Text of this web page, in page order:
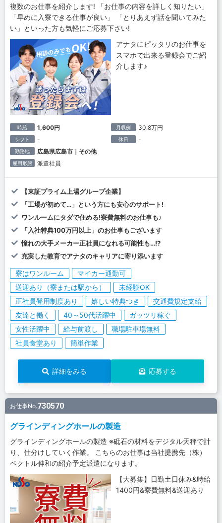
複数のお仕事を紹介します! 「お仕事の内容を詳しく知りたい」
「早めに入寮できる仕事が良い」 「とりあえず話を聞いてみた
い」といった方も気軽にご応募下さい!
アナタにピッタリのお仕事を
スマホで出来る登録会でご紹
介します♪
時給 1,600円 月収例 30.8万円
シフト - 休日 -
勤務地 広島県広島市｜その他
雇用形態 派遣社員
【東証プライム上場グループ企業】
「工場が初めて…」という方にも安心のサポート!
ワンルームにタダで住める!寮費無料のお仕事も♪
「入社特典100万円以上」のお仕事もございます
憧れの大手メーカー正社員になれる可能性も…!?
充実した教育でアナタのキャリアに寄り添います
寮はワンルーム
マイカー通勤可
送迎あり（寮または駅から）
未経験OK
正社員登用制度あり
嬉しい特典つき
交通費規定支給
友達と働く
40～50代活躍中
ガッツリ稼ぐ
女性活躍中
給与前渡し
職場駐車場無料
社員食堂あり
簡単作業
詳細をみる 応募する
お仕事No.730570
グラインディングホールの製造
グラインディングホールの製造 ※砥石の材料をデジタル天秤で計
り、仕分けしていく作業。 こちらのお仕事は当社提携先（株）
ベクトル伸和の紹介予定派遣になります。
【大募集】日勤土日休み&時給
1400円&寮費無料&送迎あり